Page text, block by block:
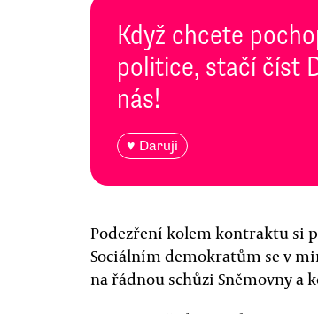
Když chcete
politice, stačí číst
nás!
♥ Daruji
Podezření kolem kontraktu si
Sociálním demokratům se v
na řádnou schůzi Sněmovny a